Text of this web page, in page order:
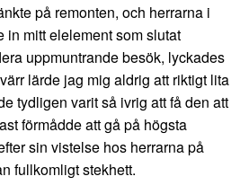
på remonten, och herrarna i
in mitt elelement som slutat
uppmuntrande besök, lyckades
lärde jag mig aldrig att riktigt lita
tydligen varit så ivrig att få den att
förmådde att gå på högsta
sin vistelse hos herrarna på
fullkomligt stekhett.